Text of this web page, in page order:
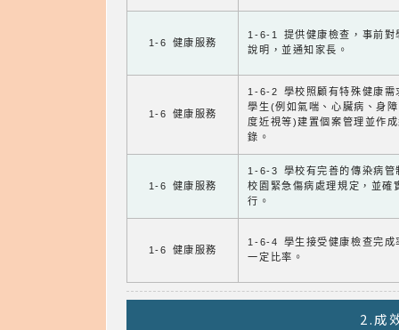
1-6 健康服務
1-6-1 提供健康檢查，事前對
說明，並通知家長。
1-6 健康服務
1-6-2 學校照顧有特殊健康需
學生(例如氣喘、心臟病、身
度近視等)建置個案管理並作
錄。
1-6 健康服務
1-6-3 學校有完善的傳染病管
校園緊急傷病處理規定，並確
行。
1-6 健康服務
1-6-4 學生接受健康檢查完成
一定比率。
2.成